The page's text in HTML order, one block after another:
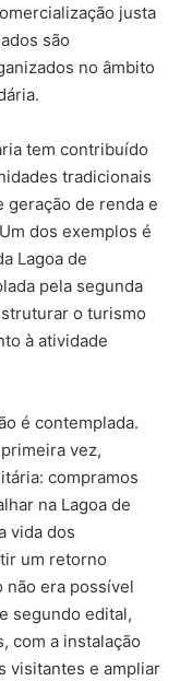
justa
são
no âmbito
tem contribuído
tradicionais
de renda e
dos exemplos é
Lagoa de
pela segunda
o turismo
à atividade
é contemplada.
vez,
compramos
na Lagoa de
vida dos
um retorno
não era possível
segundo edital,
com a instalação
visitantes e ampliar